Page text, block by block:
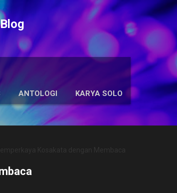
Langsung ke konten utama
ANTOLOGI KARYA SOLO